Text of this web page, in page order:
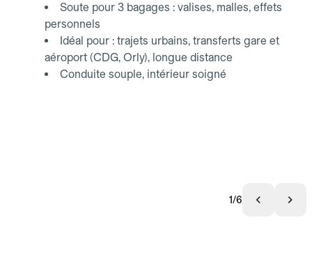
Soute pour 3 bagages : valises, malles, effets
personnels
Idéal pour : trajets urbains, transferts gare et
aéroport (CDG, Orly), longue distance
Conduite souple, intérieur soigné
1/6